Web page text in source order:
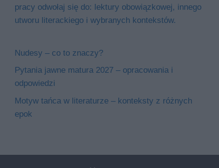
pracy odwołaj się do: lektury obowiązkowej, innego
utworu literackiego i wybranych kontekstów.
Nudesy – co to znaczy?
Pytania jawne matura 2027 – opracowania i
odpowiedzi
Motyw tańca w literaturze – konteksty z różnych
epok